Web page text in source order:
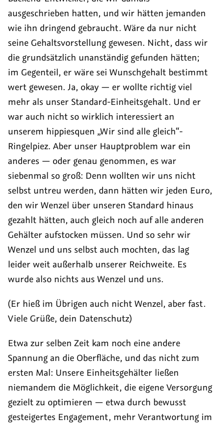
ausgeschrieben hatten, und wir hätten jemanden
wie ihn dringend gebraucht. Wäre da nur nicht
seine Gehaltsvorstellung gewesen. Nicht, dass wir
die grundsätzlich unanständig gefunden hätten;
im Gegenteil, er wäre sei Wunschgehalt bestimmt
wert gewesen. Ja, okay — er wollte richtig viel
mehr als unser Standard-Einheitsgehalt. Und er
war auch nicht so wirklich interessiert an
unserem hippiesquen „Wir sind alle gleich“-
Ringelpiez. Aber unser Hauptproblem war ein
anderes — oder genau genommen, es war
siebenmal so groß: Denn wollten wir uns nicht
selbst untreu werden, dann hätten wir jeden Euro,
den wir Wenzel über unseren Standard hinaus
gezahlt hätten, auch gleich noch auf alle anderen
Gehälter aufstocken müssen. Und so sehr wir
Wenzel und uns selbst auch mochten, das lag
leider weit außerhalb unserer Reichweite. Es
wurde also nichts aus Wenzel und uns.
(Er hieß im Übrigen auch nicht Wenzel, aber fast.
Viele Grüße, dein Datenschutz)
Etwa zur selben Zeit kam noch eine andere
Spannung an die Oberfläche, und das nicht zum
ersten Mal: Unsere Einheitsgehälter ließen
niemandem die Möglichkeit, die eigene Versorgung
gezielt zu optimieren — etwa durch bewusst
gesteigertes Engagement, mehr Verantwortung im